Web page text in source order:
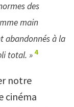
des
main
abandonnés à la
total. » 4
notre
cinéma